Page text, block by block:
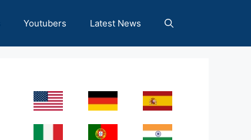
Youtubers Latest News